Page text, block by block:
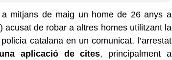
mitjans de maig un home de 26 anys a
acusat de robar a altres homes utilitzant la
catalana en un comunicat, l’arrestat
aplicació de cites, principalment a